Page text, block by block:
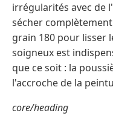
irrégularités avec de
sécher
grain 180 pour lisser
soigneux est
que ce soit : la
l'accroche de la
core/heading